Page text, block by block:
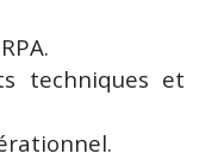
techniques et